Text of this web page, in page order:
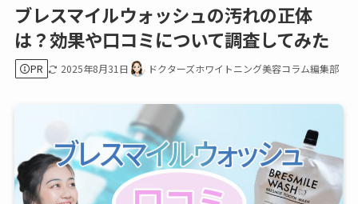
ブレスマイルウォッシュの汚れの正体
は？効果や口コミについて調査してみた
PR 2025年8月31日 ドクターズホワイトニング美容コラム編集部